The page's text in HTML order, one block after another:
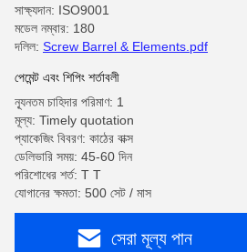
সাক্ষ্যদান: ISO9001
মডেল নম্বার: 180
দলিল: Screw Barrel & Elements.pdf
পেমেন্ট এবং শিপিং শর্তাবলী
ন্যূনতম চাহিদার পরিমাণ: 1
মূল্য: Timely quotation
প্যাকেজিং বিবরণ: কাঠের বাক্স
ডেলিভারি সময়: 45-60 দিন
পরিশোধের শর্ত: T T
যোগানের ক্ষমতা: 500 সেট / মাস
সেরা মূল্য পান